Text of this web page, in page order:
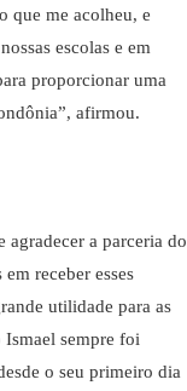
que me acolheu, e
escolas e em
proporcionar uma
afirmou.
agradecer a parceria do
receber esses
utilidade para as
sempre foi
o seu primeiro dia